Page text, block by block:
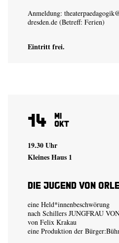
Anmeldung:
dresden.de (Betreff: Ferien)
Eintritt frei.
14 Mi
Okt
19.30 Uhr
Kleines Haus 1
Die Jugend von
eine Held*innenbeschwörung
nach Schillers JUNGFRAU
von Felix Krakau
eine Produktion der